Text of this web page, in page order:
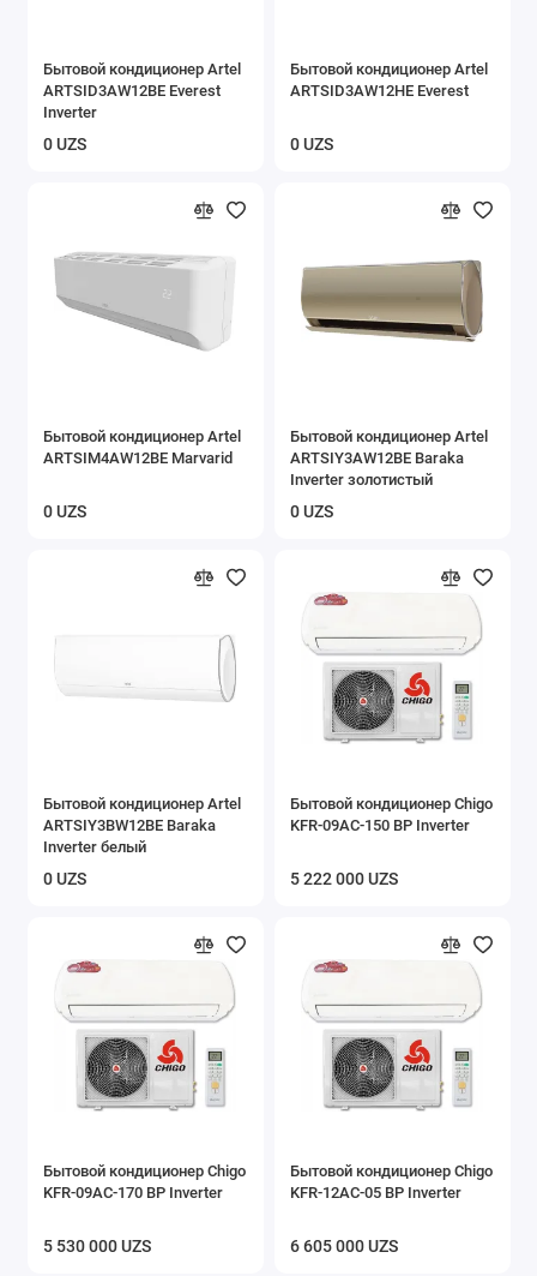
Бытовой кондиционер Artel
ARTSID3AW12BE Everest
Inverter
0 UZS
Бытовой кондиционер Artel
ARTSID3AW12HE Everest
0 UZS
Бытовой кондиционер Artel
ARTSIM4AW12BE Marvarid
0 UZS
Бытовой кондиционер Artel
ARTSIY3AW12BE Baraka
Inverter золотистый
0 UZS
Бытовой кондиционер Artel
ARTSIY3BW12BE Baraka
Inverter белый
0 UZS
Бытовой кондиционер Chigo
KFR-09AC-150 BP Inverter
5 222 000 UZS
Бытовой кондиционер Chigo
KFR-09AC-170 BP Inverter
5 530 000 UZS
Бытовой кондиционер Chigo
KFR-12AC-05 BP Inverter
6 605 000 UZS